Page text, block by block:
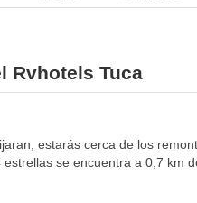
Rvhotels Tuca
estarás cerca de los
se encuentra a 0,7 km